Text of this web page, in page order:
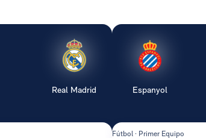
Real Madrid Espanyol
Fútbol · Primer Equipo